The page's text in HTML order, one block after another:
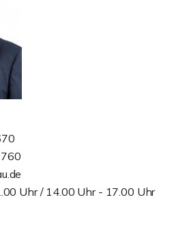
Uhr / 14.00 Uhr - 17.00 Uhr